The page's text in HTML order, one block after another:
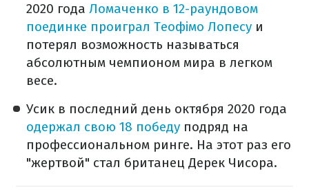
2020 года Ломаченко в 12-раундовом
поединке проиграл Теофімо Лопесу и
потерял возможность называться
абсолютным чемпионом мира в легком
весе.
Усик в последний день октября 2020 года
одержал свою 18 победу подряд на
профессиональном ринге. На этот раз его
"жертвой" стал британец Дерек Чисора.